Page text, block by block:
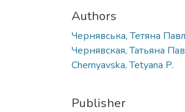
Authors
Чернявська, Тетяна
Чернявская, Татьяна
Chernyavska, Tetyana P.
Publisher